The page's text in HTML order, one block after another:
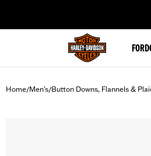
Home/Men's/Button Downs, Flannels &